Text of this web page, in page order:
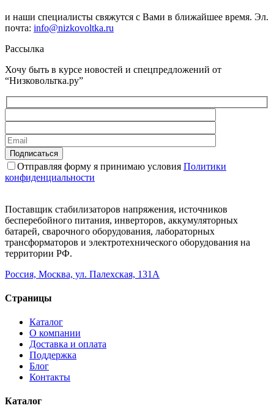
и наши специалисты свяжутся с Вами в ближайшее время. Эл.
почта: info@nizkovoltka.ru
Рассылка
Хочу быть в курсе новостей и спецпредложений от
“Низковольтка.ру”
Отправляя форму я принимаю условия Политики
конфиденциальности
Поставщик стабилизаторов напряжения, источников
бесперебойного питания, инверторов, аккумуляторных
батарей, сварочного оборудования, лабораторных
трансформаторов и электротехнического оборудования на
территории РФ.
Россия, Москва, ул. Палехская, 131А
Страницы
Каталог
О компании
Доставка и оплата
Поддержка
Блог
Контакты
Каталог